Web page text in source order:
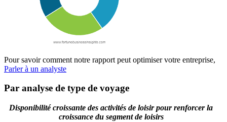
Pour savoir comment notre rapport peut optimiser votre entreprise,
Parler à un analyste
Par analyse de type de voyage
Disponibilité croissante des activités de loisir pour renforcer la
croissance du segment de loisirs